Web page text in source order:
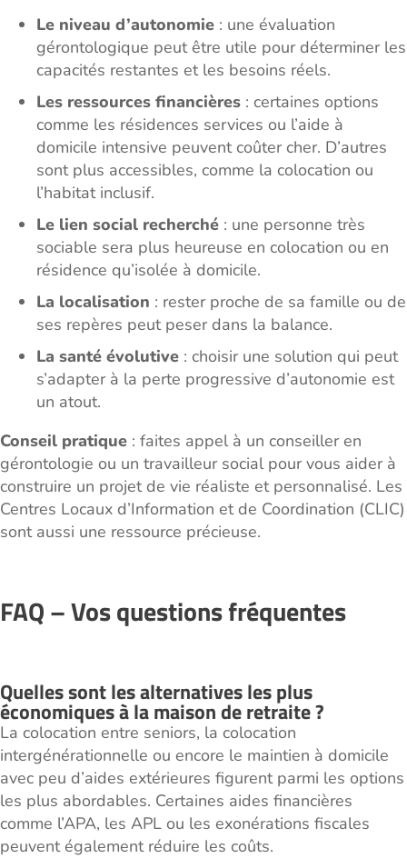
Le niveau d’autonomie : une évaluation
gérontologique peut être utile pour déterminer les
capacités restantes et les besoins réels.
Les ressources financières : certaines options
comme les résidences services ou l’aide à
domicile intensive peuvent coûter cher. D’autres
sont plus accessibles, comme la colocation ou
l’habitat inclusif.
Le lien social recherché : une personne très
sociable sera plus heureuse en colocation ou en
résidence qu’isolée à domicile.
La localisation : rester proche de sa famille ou de
ses repères peut peser dans la balance.
La santé évolutive : choisir une solution qui peut
s’adapter à la perte progressive d’autonomie est
un atout.
Conseil pratique : faites appel à un conseiller en
gérontologie ou un travailleur social pour vous aider à
construire un projet de vie réaliste et personnalisé. Les
Centres Locaux d’Information et de Coordination (CLIC)
sont aussi une ressource précieuse.
FAQ – Vos questions fréquentes
Quelles sont les alternatives les plus
économiques à la maison de retraite ?
La colocation entre seniors, la colocation
intergénérationnelle ou encore le maintien à domicile
avec peu d’aides extérieures figurent parmi les options
les plus abordables. Certaines aides financières
comme l’APA, les APL ou les exonérations fiscales
peuvent également réduire les coûts.